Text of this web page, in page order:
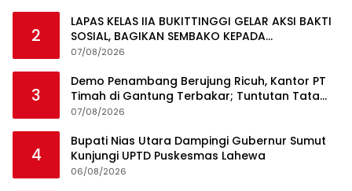
2
LAPAS KELAS IIA BUKITTINGGI GELAR AKSI BAKTI
SOSIAL, BAGIKAN SEMBAKO KEPADA
MASYARAKAT SEKITAR
07/08/2026
3
Demo Penambang Berujung Ricuh, Kantor PT
Timah di Gantung Terbakar; Tuntutan Tata
Niaga Timah Jadi Sorotan
07/08/2026
4
Bupati Nias Utara Dampingi Gubernur Sumut
Kunjungi UPTD Puskesmas Lahewa
06/08/2026